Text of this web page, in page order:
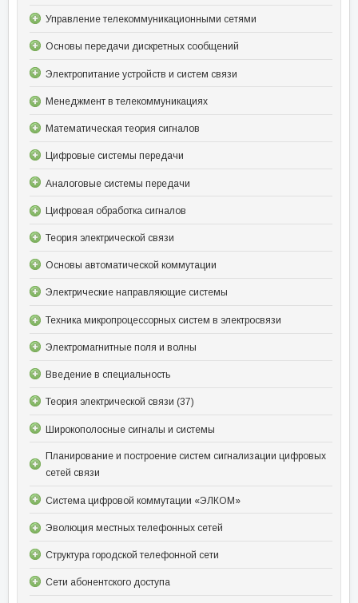
Управление телекоммуникационными сетями
Основы передачи дискретных сообщений
Электропитание устройств и систем связи
Менеджмент в телекоммуникациях
Математическая теория сигналов
Цифровые системы передачи
Аналоговые системы передачи
Цифровая обработка сигналов
Теория электрической связи
Основы автоматической коммутации
Электрические направляющие системы
Техника микропроцессорных систем в электросвязи
Электромагнитные поля и волны
Введение в специальность
Теория электрической связи (37)
Широкополосные сигналы и системы
Планирование и построение систем сигнализации цифровых
сетей связи
Система цифровой коммутации «ЭЛКОМ»
Эволюция местных телефонных сетей
Структура городской телефонной сети
Сети абонентского доступа